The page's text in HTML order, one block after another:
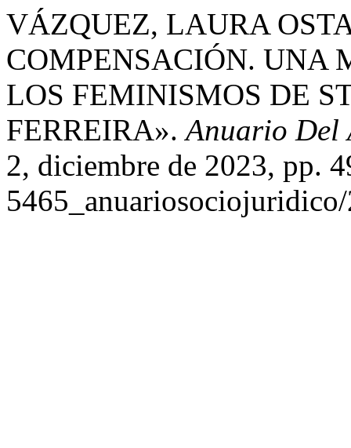
VÁZQUEZ, LAURA
COMPENSACIÓN. UNA
LOS FEMINISMOS DE
FERREIRA».Anuario Del
2, diciembre de 2023, pp.